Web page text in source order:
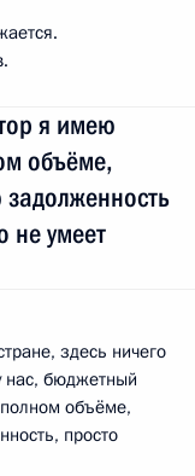
я имею
объёме,
задолженность
не умеет
здесь ничего
нас, бюджетный
объёме,
просто